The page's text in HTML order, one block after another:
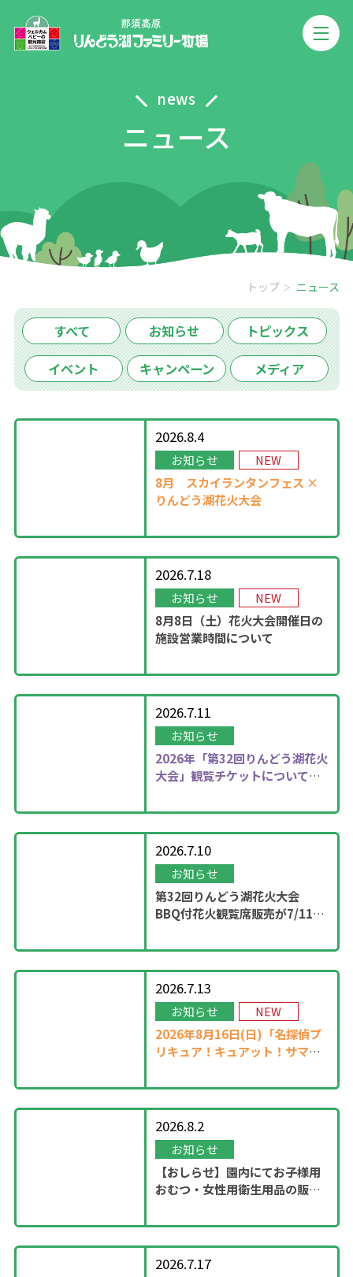
news
ニュース
トップ ニュース
すべて お知らせ トピックス
イベント キャンペーン メディア
2026.8.4
お知らせ NEW
8月 スカイランタンフェス ×
りんどう湖花火大会
2026.7.18
お知らせ NEW
8月8日（土）花火大会開催日の
施設営業時間について
2026.7.11
お知らせ
2026年 「第32回りんどう湖花火
大会」観覧チケットについて更
2026.7.10
お知らせ
第32回りんどう湖花火大会
BBQ付花火観覧席販売が7/11
2026.7.13
お知らせ NEW
2026年8月16日(日)「名探偵プ
リキュア！キュアット！サマー
2026.8.2
お知らせ
【おしらせ】園内にてお子様用
おむつ・女性用衛生用品の販売
2026.7.17